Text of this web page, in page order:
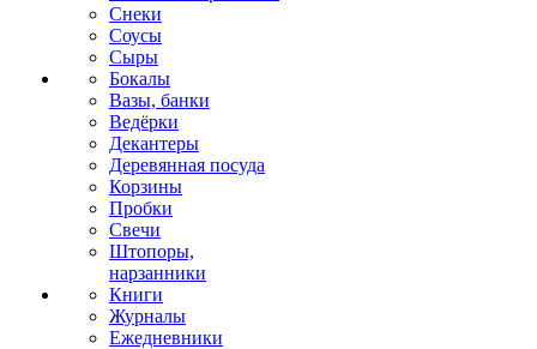
Снеки
Соусы
Сыры
Бокалы
Вазы, банки
Ведёрки
Декантеры
Деревянная посуда
Корзины
Пробки
Свечи
Штопоры,
нарзанники
Книги
Журналы
Ежедневники